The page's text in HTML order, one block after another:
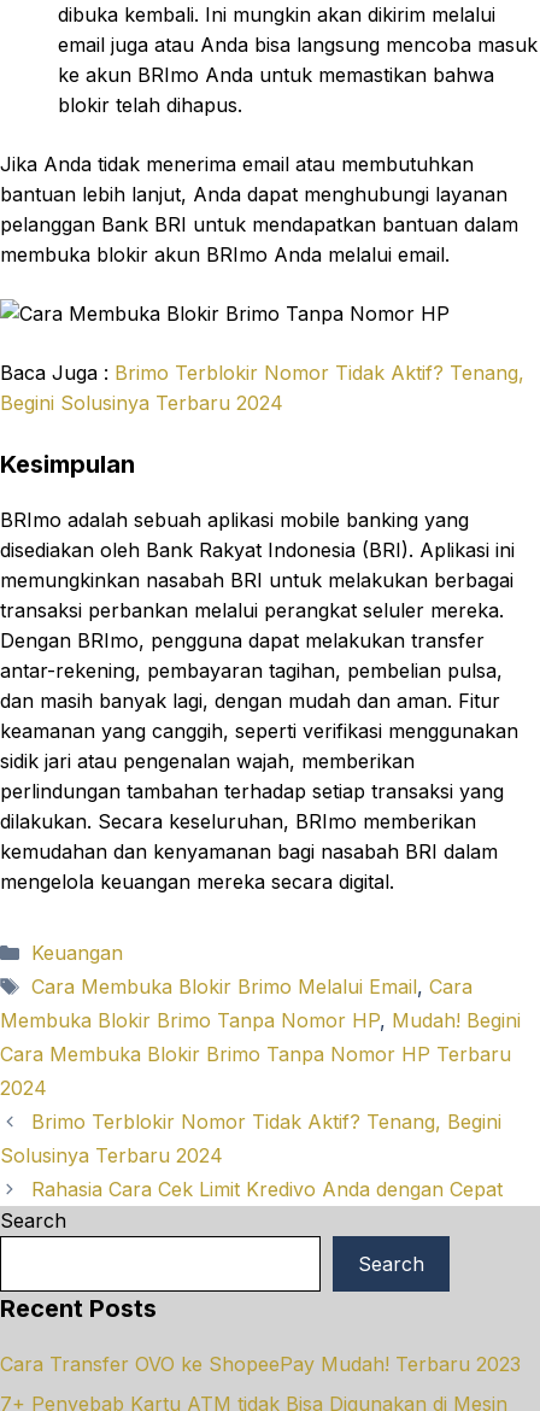
dibuka kembali. Ini mungkin akan dikirim melalui
email juga atau Anda bisa langsung mencoba masuk
ke akun BRImo Anda untuk memastikan bahwa
blokir telah dihapus.
Jika Anda tidak menerima email atau membutuhkan
bantuan lebih lanjut, Anda dapat menghubungi layanan
pelanggan Bank BRI untuk mendapatkan bantuan dalam
membuka blokir akun BRImo Anda melalui email.
Baca Juga : Brimo Terblokir Nomor Tidak Aktif? Tenang,
Begini Solusinya Terbaru 2024
Kesimpulan
BRImo adalah sebuah aplikasi mobile banking yang
disediakan oleh Bank Rakyat Indonesia (BRI). Aplikasi ini
memungkinkan nasabah BRI untuk melakukan berbagai
transaksi perbankan melalui perangkat seluler mereka.
Dengan BRImo, pengguna dapat melakukan transfer
antar-rekening, pembayaran tagihan, pembelian pulsa,
dan masih banyak lagi, dengan mudah dan aman. Fitur
keamanan yang canggih, seperti verifikasi menggunakan
sidik jari atau pengenalan wajah, memberikan
perlindungan tambahan terhadap setiap transaksi yang
dilakukan. Secara keseluruhan, BRImo memberikan
kemudahan dan kenyamanan bagi nasabah BRI dalam
mengelola keuangan mereka secara digital.
Categories
Keuangan
Tags
Cara Membuka Blokir Brimo Melalui Email, Cara
Membuka Blokir Brimo Tanpa Nomor HP, Mudah! Begini
Cara Membuka Blokir Brimo Tanpa Nomor HP Terbaru
2024
Brimo Terblokir Nomor Tidak Aktif? Tenang, Begini
Solusinya Terbaru 2024
Rahasia Cara Cek Limit Kredivo Anda dengan Cepat
Search
Search
Recent Posts
Cara Transfer OVO ke ShopeePay Mudah! Terbaru 2023
7+ Penyebab Kartu ATM tidak Bisa Digunakan di Mesin